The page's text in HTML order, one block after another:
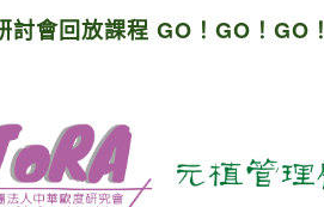
會回放課程 GO！GO！GO！